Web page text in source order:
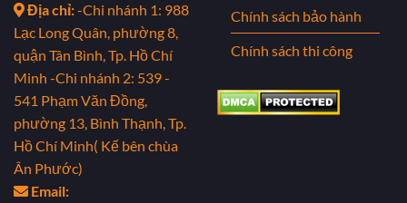
Địa chỉ:-Chi nhánh 1: 988
Lạc Long Quân, phường 8,
quận Tân Bình, Tp. Hồ Chí
Minh -Chi nhánh 2: 539 -
541 Phạm Văn Đồng,
phường 13, Bình Thạnh, Tp.
Hồ Chí Minh( Kế bên chùa
Ân Phước)
Email:
Chính sách bảo hành
Chính sách thi công